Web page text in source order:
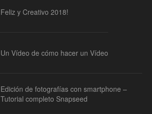
Feliz y Creativo 2018!
Un Vídeo de cómo hacer un Vídeo
Edición de fotografías con smartphone –
Tutorial completo Snapseed